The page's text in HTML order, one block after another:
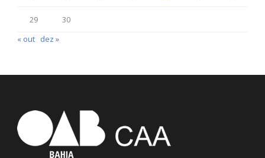
29
30
« out dez »